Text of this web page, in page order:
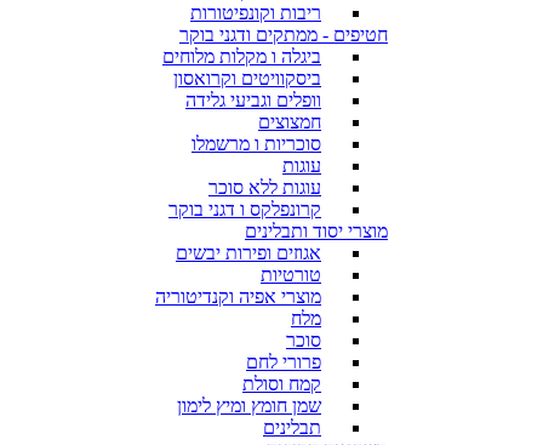
ריבות וקונפיטורות
חטיפים - ממתקים ודגני בוקר
ביגלה ו מקלות מלוחים
ביסקוויטים וקרואסון
וופלים וגביעי גלידה
חמצוצים
סוכריות ו מרשמלו
עוגות
עוגות ללא סוכר
קרונפלקס ו דגני בוקר
מוצרי יסוד ותבלינים
אגוזים ופירות יבשים
טורטיות
מוצרי אפיה וקנדיטוריה
מלח
סוכר
פרורי לחם
קמח וסולת
שמן חומץ ומיץ לימון
תבלינים